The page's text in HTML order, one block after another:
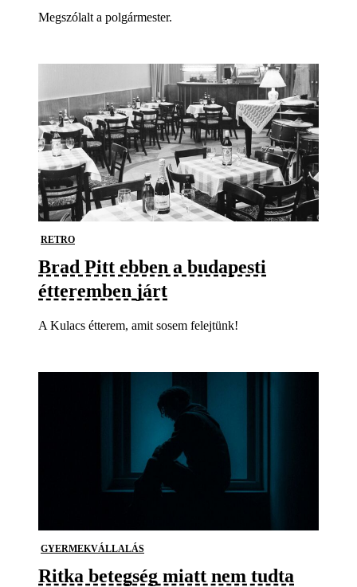
Megszólalt a polgármester.
RETRO
Brad Pitt ebben a budapesti
étteremben járt
A Kulacs étterem, amit sosem felejtünk!
GYERMEKVÁLLALÁS
Ritka betegség miatt nem tudta